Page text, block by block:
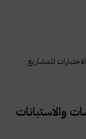
للمشاريع
والاستبانات